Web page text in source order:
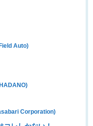
Auto)
Corporation)